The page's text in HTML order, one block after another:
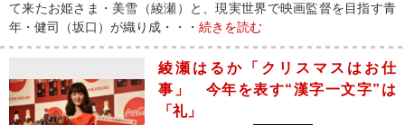
て来たお姫さま・美雪（綾瀬）と、現実世界で映画監督を目指す青
年・健司（坂口）が織り成・・・ 続きを読む
綾瀬はるか「クリスマスはお仕
事」 今年を表す“漢字一文字”は
「礼」